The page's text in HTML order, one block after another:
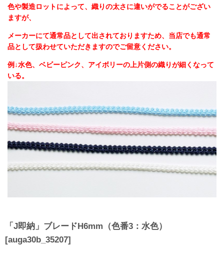
色や製造ロットによって、織りの太さに違いがでることがござい
ますが、
メーカーにて通常品として出されておりますため、当店でも通常
品として扱わせていただきますのでご留意ください。
例↓水色、ベビーピンク、アイボリーの上片側の織りが細くなって
いる。
「J即納」ブレードH6mm（色番3：水色）
[auga30b_35207]